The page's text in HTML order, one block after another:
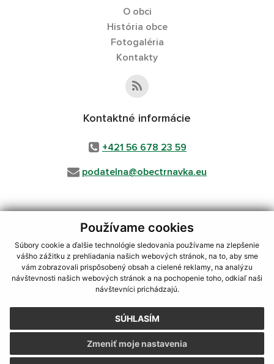
Používame cookies
Súbory cookie a ďalšie technológie sledovania používame na zlepšenie
vášho zážitku z prehliadania našich webových stránok, na to, aby sme
vám zobrazovali prispôsobený obsah a cielené reklamy, na analýzu
návštevnosti našich webových stránok a na pochopenie toho, odkiaľ naši
návštevníci prichádzajú.
SÚHLASÍM
Zmeniť moje nastavenia
O obci
História obce
Fotogaléria
Kontakty
Kontaktné informácie
+421 56 678 23 59
podatelna@obectrnavka.eu
využite možnosť získavania aktuálnych informácií s využitím RSS
CMS systém (redakčný) systém ECHELON 2,
Mapa stránok web portál
webhosting, webex.digital, s.r.o.,domény,registrácia domény,
spoločnosť webex.digital, s.r.o.,technický prevádzkovateľ
Posledná aktualizácia:04.08.2026
Vytlačiť stránku|Vyhlásenie o prístupnosti
Autorské práva|Cookies
webdesign|